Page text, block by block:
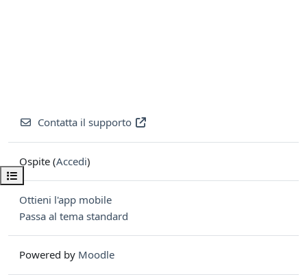
Apri indice del corso
Contatta il supporto
Ospite (Accedi)
Ottieni l'app mobile
Passa al tema standard
Powered by Moodle